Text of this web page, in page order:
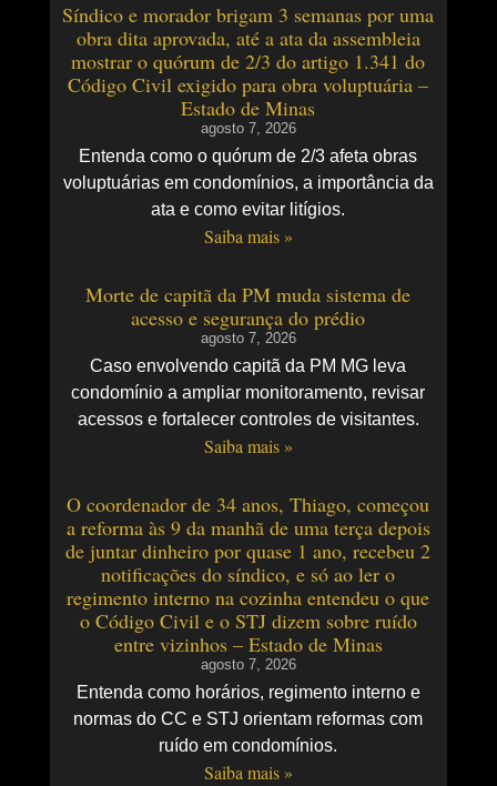
Síndico e morador brigam 3 semanas por uma
obra dita aprovada, até a ata da assembleia
mostrar o quórum de 2/3 do artigo 1.341 do
Código Civil exigido para obra voluptuária –
Estado de Minas
agosto 7, 2026
Entenda como o quórum de 2/3 afeta obras
voluptuárias em condomínios, a importância da
ata e como evitar litígios.
Saiba mais »
Morte de capitã da PM muda sistema de
acesso e segurança do prédio
agosto 7, 2026
Caso envolvendo capitã da PM MG leva
condomínio a ampliar monitoramento, revisar
acessos e fortalecer controles de visitantes.
Saiba mais »
O coordenador de 34 anos, Thiago, começou
a reforma às 9 da manhã de uma terça depois
de juntar dinheiro por quase 1 ano, recebeu 2
notificações do síndico, e só ao ler o
regimento interno na cozinha entendeu o que
o Código Civil e o STJ dizem sobre ruído
entre vizinhos – Estado de Minas
agosto 7, 2026
Entenda como horários, regimento interno e
normas do CC e STJ orientam reformas com
ruído em condomínios.
Saiba mais »